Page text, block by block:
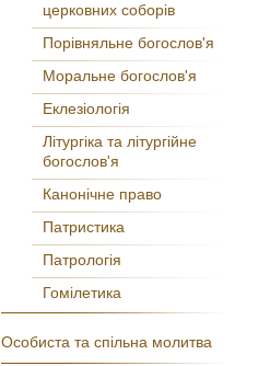
церковних соборів
Порівняльне богослов'я
Моральне богослов'я
Еклезіологія
Літургіка та літургійне
богослов'я
Канонічне право
Патристика
Патрологія
Гомілетика
Особиста та спільна молитва